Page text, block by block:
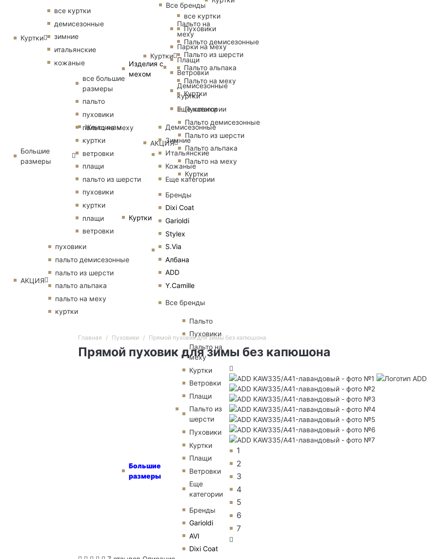
Женщинам
Все бренды
Изделия с
мехом
Пальто на
меху
Парки на меху
Плащи
Ветровки
Демисезонные
куртки
Еще категории
Куртки
Демисезонные
Зимние
Итальянские
Кожаные
Еще категории
Бренды
Dixi Coat
Garioldi
Stylex
S.Via
Албана
ADD
Y.Camille
Все бренды
Большие
размеры
Пальто
Пуховики
Пальто на
меху
Куртки
Ветровки
Плащи
Пальто из
шерсти
Пуховики
Куртки
Плащи
Ветровки
Еще
категории
Бренды
Garioldi
AVI
Dixi Coat
Куртки
все куртки
демисезонные
зимние
итальянские
кожаные
Большие
размеры
все большие
размеры
пальто
пуховики
пальто на меху
куртки
ветровки
плащи
пальто из шерсти
пуховики
куртки
плащи
ветровки
АКЦИЯ
пуховики
пальто демисезонные
пальто из шерсти
пальто альпака
пальто на меху
куртки
Куртки
все куртки
Пуховики
Пальто демисезонные
Пальто из шерсти
Пальто альпака
Пальто на меху
Куртки
АКЦИЯ
Пуховики
Пальто демисезонные
Пальто из шерсти
Пальто альпака
Пальто на меху
Куртки
Главная Пуховики Прямой пуховик для зимы без капюшона
Прямой пуховик для зимы без капюшона
1
2
3
4
5
6
7